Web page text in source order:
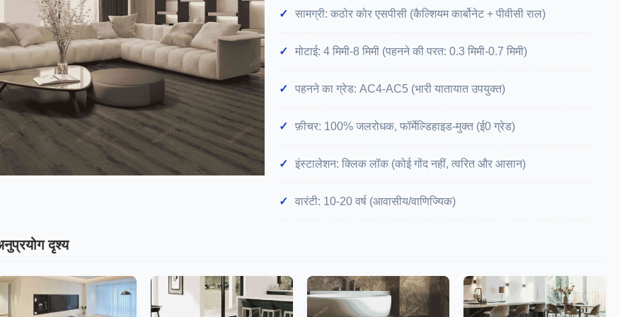
सामग्री: कठोर कोर एसपीसी (कैल्शियम कार्बोनेट + पीवीसी राल)
मोटाई: 4 मिमी-8 मिमी (पहनने की परत: 0.3 मिमी-0.7 मिमी)
पहनने का ग्रेड: AC4-AC5 (भारी यातायात उपयुक्त)
फ़ीचर: 100% जलरोधक, फॉर्मेल्डिहाइड-मुक्त (ई0 ग्रेड)
इंस्टालेशन: क्लिक लॉक (कोई गोंद नहीं, त्वरित और आसान)
वारंटी: 10-20 वर्ष (आवासीय/वाणिज्यिक)
दृश्य